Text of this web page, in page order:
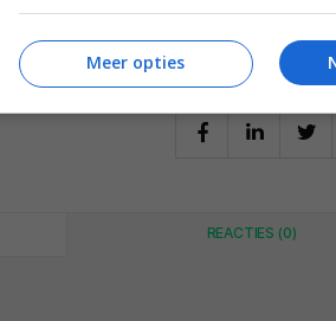
REACTIES (0)
Meer opties